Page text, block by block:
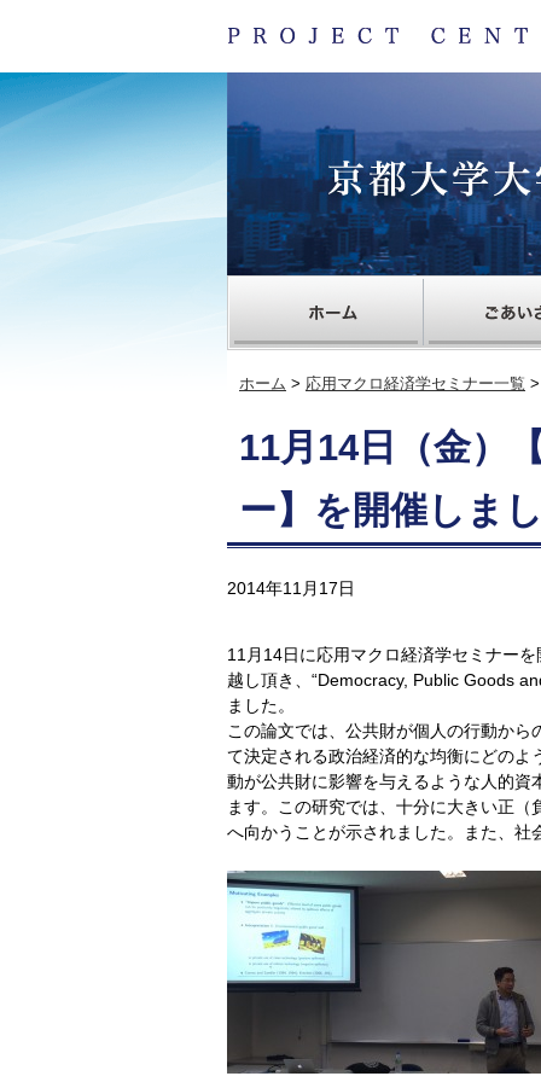
ホーム > 応用マクロ経済学セミナー一覧
11月14日（金）
ー】を開催しま
2014年11月17日
11月14日に応用マクロ経済学セミナー
越し頂き、“Democracy, Public Goods
ました。
この論文では、公共財が個人の行動か
て決定される政治経済的な均衡にどの
動が公共財に影響を与えるような人的
ます。この研究では、十分に大きい正
へ向かうことが示されました。また、